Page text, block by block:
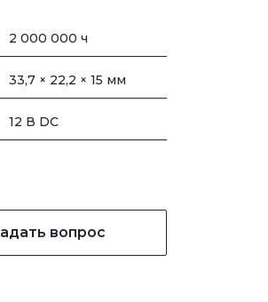
2 000 000 ч
33,7 × 22,2 × 15 мм
12 В DC
вопрос